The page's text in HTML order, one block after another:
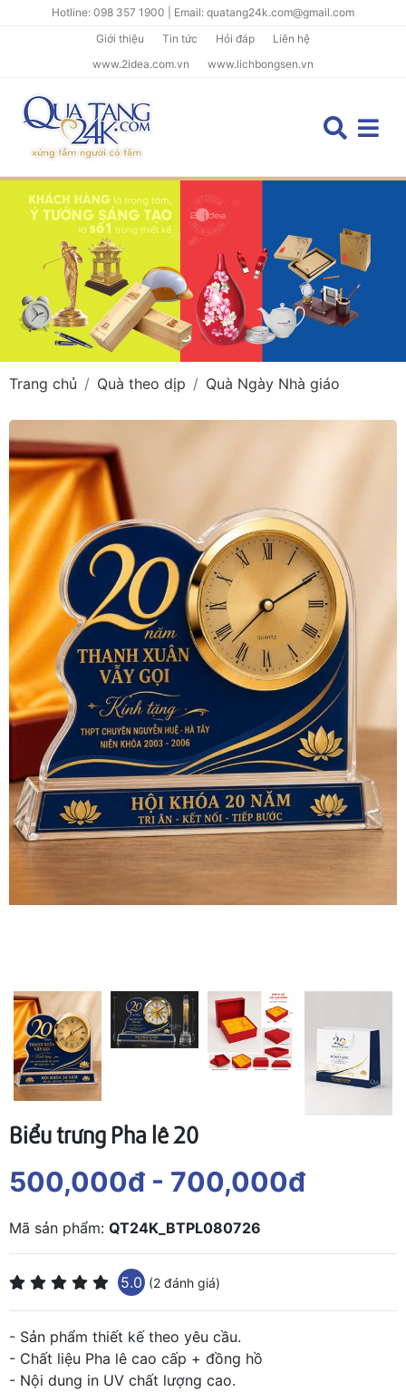
Hotline: 098 357 1900 | Email: quatang24k.com@gmail.com
Giới thiệu
Tin tức Hỏi đáp
Liên hệ
www.2idea.com.vn
www.lichbongsen.vn
Trang chủ Quà theo dịp Quà Ngày Nhà giáo
Biểu trưng Pha lê 20
500,000đ - 700,000đ
Mã sản phẩm: QT24K_BTPL080726
5.0 (2 đánh giá)
- Sản phẩm thiết kế theo yêu cầu.
- Chất liệu Pha lê cao cấp + đồng hồ
- Nội dung in UV chất lượng cao.